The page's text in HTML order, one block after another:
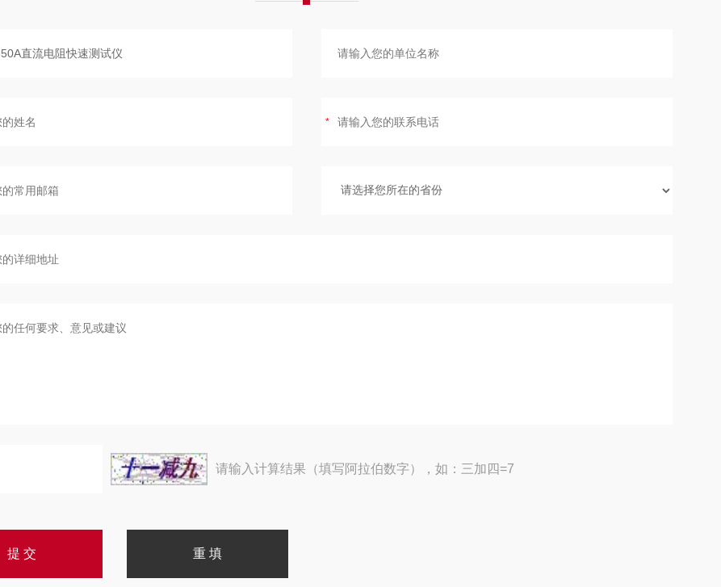
请输入计算结果（填写阿拉伯数字），如：三加四=7